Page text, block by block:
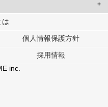
ーに合わせたコンテンツや広告の
ナーに提供しています。
ートナーに提供した他の情報や、
たときに収集した他の情報を組み
は
個人情報保護方針
採用情報
inc.